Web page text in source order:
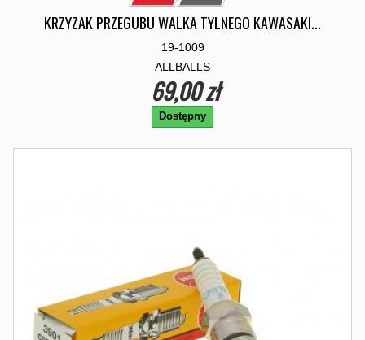
KRZYZAK PRZEGUBU WALKA TYLNEGO KAWASAKI...
19-1009
ALLBALLS
69,00 zł
Dostępny